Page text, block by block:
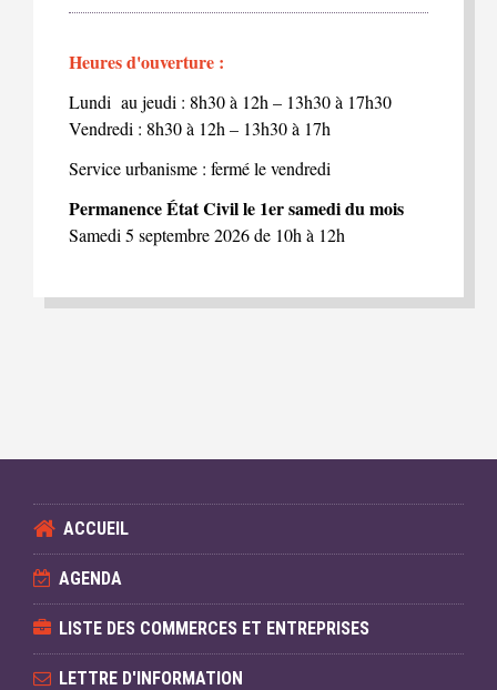
Heures d'ouverture :
Lundi au jeudi : 8h30 à 12h – 13h30 à 17h30
Vendredi : 8h30 à 12h – 13h30 à 17h
Service urbanisme : fermé le vendredi
Permanence État Civil le 1er samedi du mois
Samedi 5 septembre 2026 de 10h à 12h
ACCUEIL
AGENDA
LISTE DES COMMERCES ET ENTREPRISES
LETTRE D'INFORMATION